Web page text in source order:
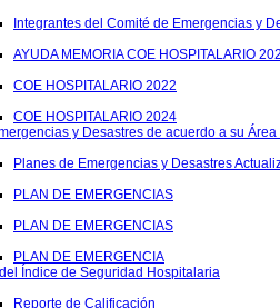
Integrantes del Comité de Emergencias y
AYUDA MEMORIA COE HOSPITALARIO
COE HOSPITALARIO 2022
COE HOSPITALARIO 2024
y Desastres de acuerdo a su
Planes de Emergencias y Desastres
PLAN DE EMERGENCIAS
PLAN DE EMERGENCIAS
PLAN DE EMERGENCIA
Índice de Seguridad Hospitalaria
Reporte de Calificación